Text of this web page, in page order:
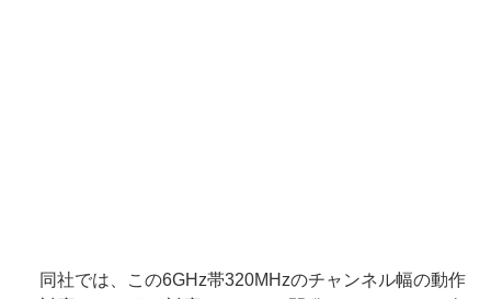
同社では、この6GHz帯320MHzのチャンネル幅の動作